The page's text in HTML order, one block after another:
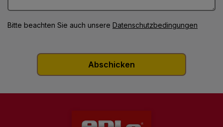
Bitte beachten Sie auch unsere Datenschutzbedingungen